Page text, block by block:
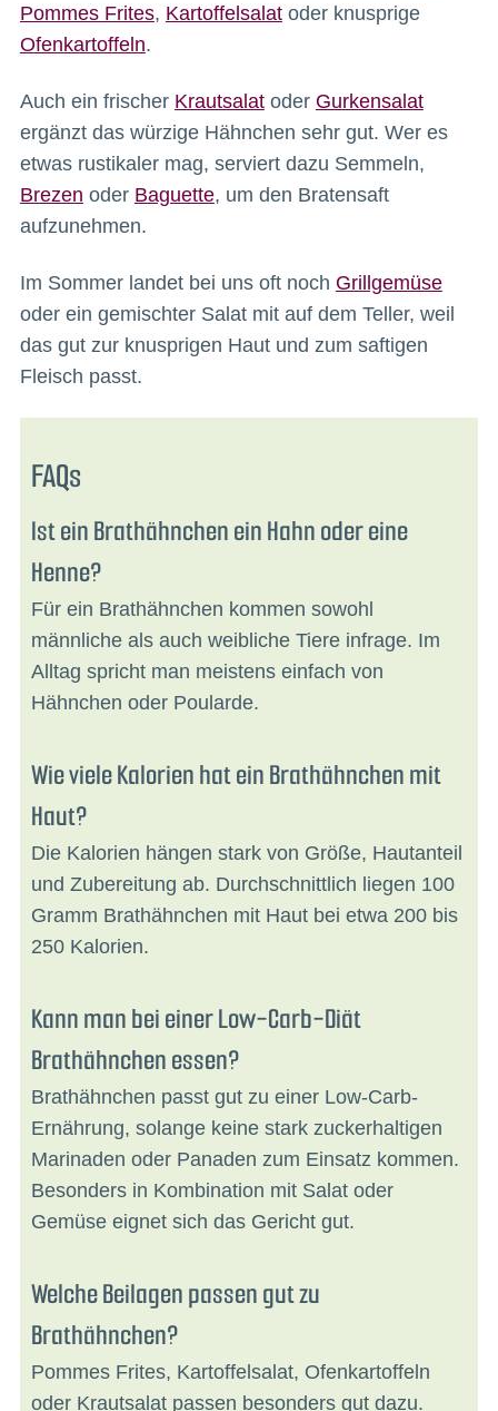
Pommes Frites, Kartoffelsalatoder knusprige
Ofenkartoffeln.
Auch ein frischer Krautsalatoder Gurkensalat
ergänzt das würzige Hähnchen sehr gut. Wer es
etwas rustikaler mag, serviert dazu Semmeln,
Brezen oder Baguette, um den Bratensaft
aufzunehmen.
Im Sommer landet bei uns oft noch Grillgemüse
oder ein gemischter Salat mit auf dem Teller, weil
das gut zur knusprigen Haut und zum saftigen
Fleisch passt.
FAQs
Ist ein Brathähnchen ein Hahn oder eine
Henne?
Für ein Brathähnchen kommen sowohl
männliche als auch weibliche Tiere infrage. Im
Alltag spricht man meistens einfach von
Hähnchen oder Poularde.
Wie viele Kalorien hat ein Brathähnchen mit
Haut?
Die Kalorien hängen stark von Größe, Hautanteil
und Zubereitung ab. Durchschnittlich liegen 100
Gramm Brathähnchen mit Haut bei etwa 200 bis
250 Kalorien.
Kann man bei einer Low-Carb-Diät
Brathähnchen essen?
Brathähnchen passt gut zu einer Low-Carb-
Ernährung, solange keine stark zuckerhaltigen
Marinaden oder Panaden zum Einsatz kommen.
Besonders in Kombination mit Salat oder
Gemüse eignet sich das Gericht gut.
Welche Beilagen passen gut zu
Brathähnchen?
Pommes Frites, Kartoffelsalat, Ofenkartoffeln
oder Krautsalat passen besonders gut dazu.